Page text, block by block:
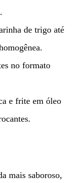
de trigo até
no formato
e frite em óleo
mais saboroso,